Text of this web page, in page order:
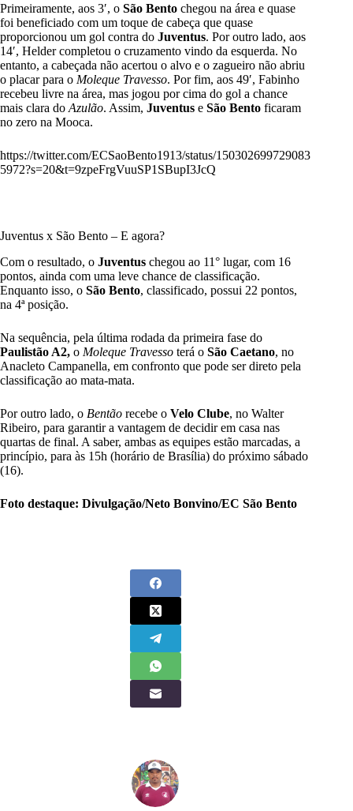
Primeiramente, aos 3′, o São Bento chegou na área e quase
foi beneficiado com um toque de cabeça que quase
proporcionou um gol contra do Juventus. Por outro lado, aos
14′, Helder completou o cruzamento vindo da esquerda. No
entanto, a cabeçada não acertou o alvo e o zagueiro não abriu
o placar para o Moleque Travesso. Por fim, aos 49′, Fabinho
recebeu livre na área, mas jogou por cima do gol a chance
mais clara do Azulão. Assim, Juventus e São Bento ficaram
no zero na Mooca.
https://twitter.com/ECSaoBento1913/status/150302699729083
5972?s=20&t=9zpeFrgVuuSP1SBupI3JcQ
Juventus x São Bento – E agora?
Com o resultado, o Juventus chegou ao 11° lugar, com 16
pontos, ainda com uma leve chance de classificação.
Enquanto isso, o São Bento, classificado, possui 22 pontos,
na 4ª posição.
Na sequência, pela última rodada da primeira fase do
Paulistão A2, o Moleque Travesso terá o São Caetano, no
Anacleto Campanella, em confronto que pode ser direto pela
classificação ao mata-mata.
Por outro lado, o Bentão recebe o Velo Clube, no Walter
Ribeiro, para garantir a vantagem de decidir em casa nas
quartas de final. A saber, ambas as equipes estão marcadas, a
princípio, para às 15h (horário de Brasília) do próximo sábado
(16).
Foto destaque: Divulgação/Neto Bonvino/EC São Bento